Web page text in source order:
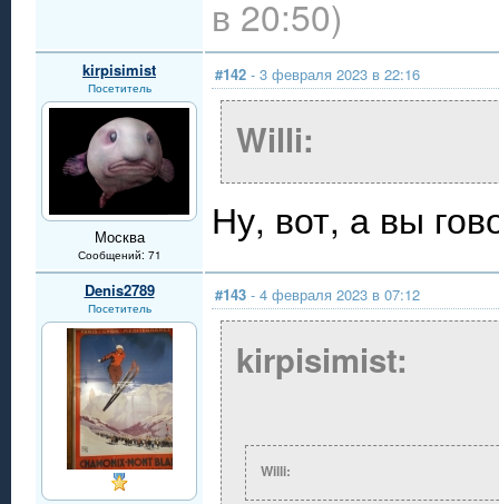
в 20:50)
kirpisimist
Посетитель
Москва
Сообщений: 71
#142 - 3 февраля 2023 в 22:16
Willi:
Ну, вот, а вы
Denis2789
Посетитель
#143 - 4 февраля 2023 в 07:12
kirpisimist:
Willi: